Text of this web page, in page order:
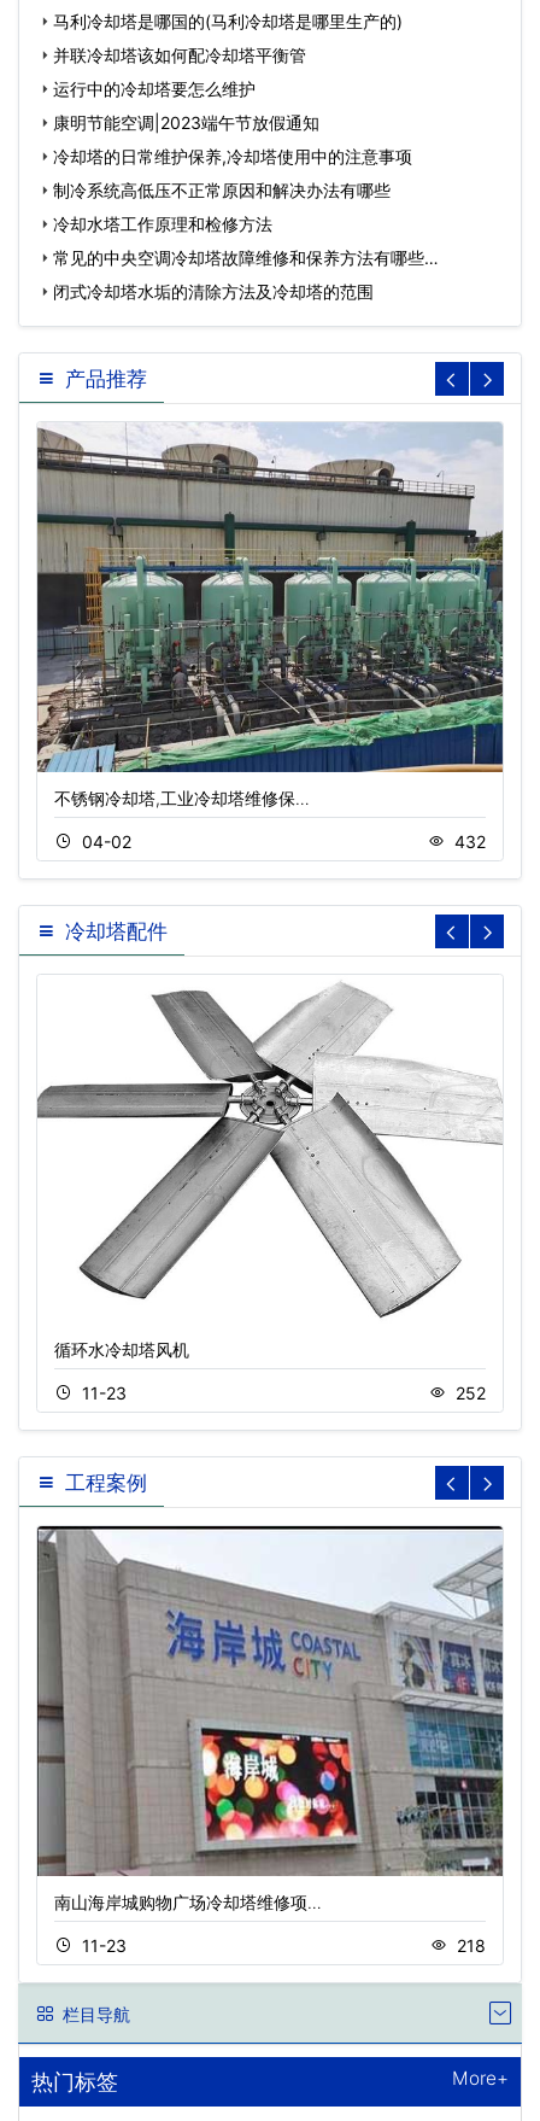
马利冷却塔是哪国的(马利冷却塔是哪里生产的)
并联冷却塔该如何配冷却塔平衡管
运行中的冷却塔要怎么维护
康明节能空调|2023端午节放假通知
冷却塔的日常维护保养,冷却塔使用中的注意事项
制冷系统高低压不正常原因和解决办法有哪些
冷却水塔工作原理和检修方法
常见的中央空调冷却塔故障维修和保养方法有哪些…
闭式冷却塔水垢的清除方法及冷却塔的范围
产品推荐
不锈钢冷却塔,工业冷却塔维修保…
04-02 432
冷却塔配件
循环水冷却塔风机
11-23 252
工程案例
南山海岸城购物广场冷却塔维修项…
11-23 218
栏目导航
热门标签 More+